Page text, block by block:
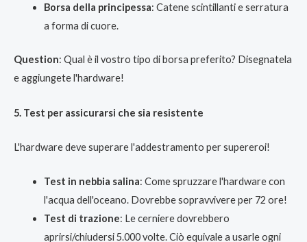
Borsa della principessa: Catene scintillanti e serratura
a forma di cuore.
Question: Qual è il vostro tipo di borsa preferito? Disegnatela
e aggiungete l'hardware!
5. Test per assicurarsi che sia resistente
L'hardware deve superare l'addestramento per supereroi!
Test in nebbia salina: Come spruzzare l'hardware con
l'acqua dell'oceano. Dovrebbe sopravvivere per 72 ore!
Test di trazione: Le cerniere dovrebbero
aprirsi/chiudersi 5.000 volte. Ciò equivale a usarle ogni